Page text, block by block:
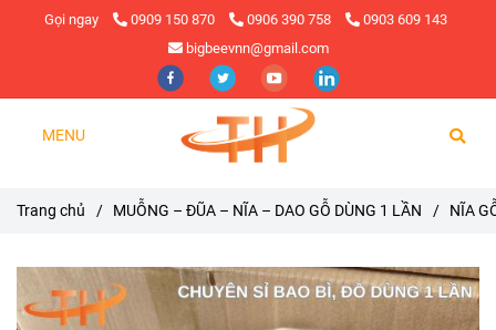
Gọi ngay 0909 150 870 0906 390 758
0903 609 143
bigbeevnn@gmail.com
MENU
Trang chủ / MUỖNG – ĐŨA – NĨA – DAO GỖ DÙNG 1 LẦN / NĨA